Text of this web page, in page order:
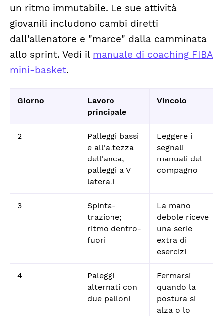
un ritmo immutabile. Le sue attività
giovanili includono cambi diretti
dall'allenatore e "marce" dalla camminata
allo sprint. Vedi il manuale di coaching FIBA
mini-basket.
Giorno
Lavoro
principale
Vincolo
2
Palleggi bassi
e all'altezza
dell'anca;
palleggi a V
laterali
Leggere i
segnali
manuali del
compagno
3
Spinta-
trazione;
ritmo dentro-
fuori
La mano
debole riceve
una serie
extra di
esercizi
4
Paleggi
alternati con
due palloni
Fermarsi
quando la
postura si
alza o lo